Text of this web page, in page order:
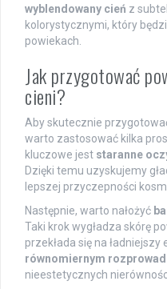
wyblendowany cień z
kolorystycznymi, który
powiekach.
Jak przygotować
cieni?
Aby skutecznie
warto zastosować kilka
kluczowe jest staranne
Dzięki temu uzyskujemy
lepszej przyczepności
Następnie, warto nałożyć
Taki krok wygładza skórę
przekłada się na
równomiernym
nieestetycznych